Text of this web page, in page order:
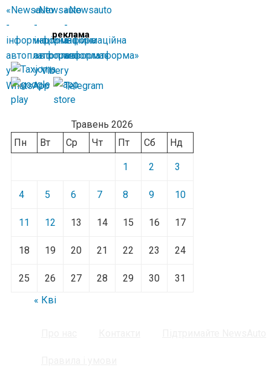
реклама
Травень 2026
Пн
Вт Ср Чт Пт Сб Нд
1 2 3
4 5 6 7 8 9 10
11 12 13 14 15 16 17
18 19 20 21 22 23 24
25 26 27 28 29 30
31
« Кві